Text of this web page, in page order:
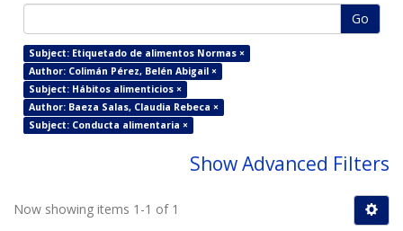
Go
Subject: Etiquetado de alimentos Normas ×
Author: Colimán Pérez, Belén Abigail ×
Subject: Hábitos alimenticios ×
Author: Baeza Salas, Claudia Rebeca ×
Subject: Conducta alimentaria ×
Show Advanced Filters
Now showing items 1-1 of 1